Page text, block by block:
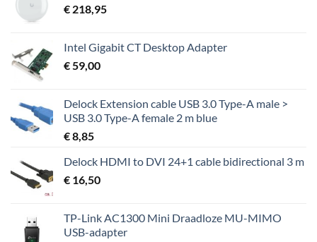
€ 218,95
Intel Gigabit CT Desktop Adapter
€59,00
Delock Extension cable USB 3.0 Type-A male >
USB 3.0 Type-A female 2 m blue
€8,85
Delock HDMI to DVI 24+1 cable bidirectional 3 m
€ 16,50
TP-Link AC1300 Mini Draadloze MU-MIMO
USB-adapter